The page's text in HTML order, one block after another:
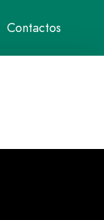
Contactos